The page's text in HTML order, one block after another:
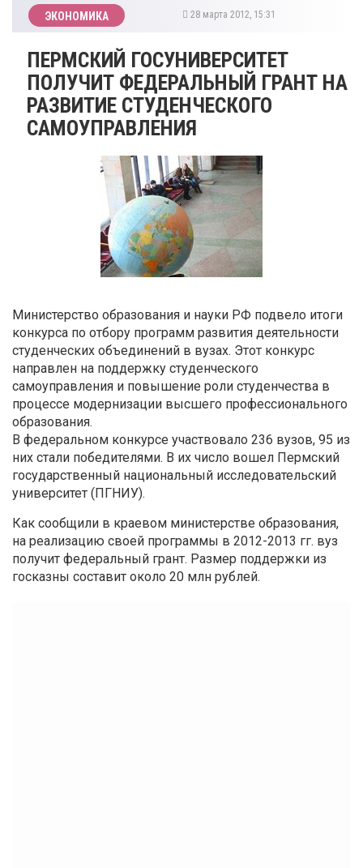
ЭКОНОМИКА 28 марта 2012, 15:31
ПЕРМСКИЙ ГОСУНИВЕРСИТЕТ
ПОЛУЧИТ ФЕДЕРАЛЬНЫЙ ГРАНТ НА
РАЗВИТИЕ СТУДЕНЧЕСКОГО
САМОУПРАВЛЕНИЯ
Министерство образования и науки РФ подвело итоги
конкурса по отбору программ развития деятельности
студенческих объединений в вузах. Этот конкурс
направлен на поддержку студенческого
самоуправления и повышение роли студенчества в
процессе модернизации высшего профессионального
образования.
В федеральном конкурсе участвовало 236 вузов, 95 из
них стали победителями. В их число вошел Пермский
государственный национальный исследовательский
университет (ПГНИУ).
Как сообщили в краевом министерстве образования,
на реализацию своей программы в 2012-2013 гг. вуз
получит федеральный грант. Размер поддержки из
госказны составит около 20 млн рублей.